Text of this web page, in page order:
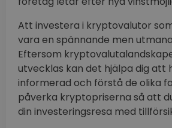
Att investera i kryptovalutor
vara en spännande men
Eftersom
utvecklas kan det hjälpa dig att
informerad och förstå de olika
påverka kryptopriserna så att
din investeringsresa med